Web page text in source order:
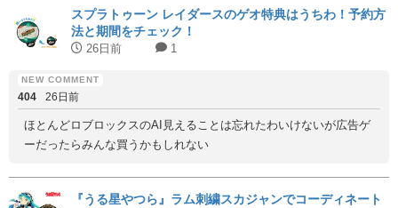
スプラトゥーン レイダースのゲオ特典はうちわ！予約方
法と期間をチェック！
26日前 1
404 26日前
ほとんどロブロックスのAI見えることは忘れたわいけないが広告ゲ
ーだったらみんな買うかもしれない
『うる星やつら』ラム刺繍スカジャンでコーディネート